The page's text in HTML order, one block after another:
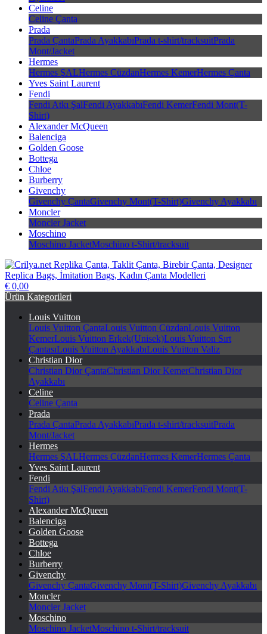
Celine
Celine Çanta
Prada
Prada ÇantaPrada AyakkabıPrada t-shirt/tracksuitPrada
Mont/Jacket
Hermes
Hermes ŞALHermes CüzdanHermes KemerHermes Çanta
Yves Saint Laurent
Fendi
Fendi Atkı ŞalFendi AyakkabıFendi KemerFendi Mont(T-
Shirt)
Alexander McQueen
Balenciga
Golden Goose
Bottega
Chloe
Burberry
Givenchy
Givenchy ÇantaGivenchy Mont(T-Shirt)Givenchy Ayakkabı
Moncler
Moncler Jacket
Moschino
Moschino JacketMoschino t-Shirt/tracksuit
Crilya.net Replika Çanta, Taklit Çanta, Birebir Çanta, Designer
€ 0,00
Ürün Kategorileri
Louis Vuitton
Louis Vuitton ÇantaLouis Vuitton CüzdanLouis Vuitton
KemerLouis Vuitton Erkek(Unisek)Louis Vuitton Sırt
ÇantasıLouis Vuitton AyakkabıLouis Vuitton Valiz
Christian Dior
Christian Dior ÇantaChristian Dior KemerChristian Dior
Ayakkabı
Celine
Celine Çanta
Prada
Prada ÇantaPrada AyakkabıPrada t-shirt/tracksuitPrada
Mont/Jacket
Hermes
Hermes ŞALHermes CüzdanHermes KemerHermes Çanta
Yves Saint Laurent
Fendi
Fendi Atkı ŞalFendi AyakkabıFendi KemerFendi Mont(T-
Shirt)
Alexander McQueen
Balenciga
Golden Goose
Bottega
Chloe
Burberry
Givenchy
Givenchy ÇantaGivenchy Mont(T-Shirt)Givenchy Ayakkabı
Moncler
Moncler Jacket
Moschino
Moschino JacketMoschino t-Shirt/tracksuit